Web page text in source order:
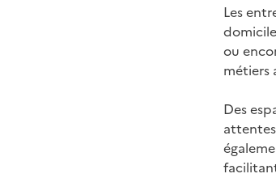
Les
ou
métiers
Des